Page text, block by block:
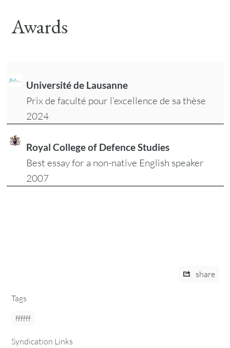
Awards
Université de Lausanne
Prix de faculté pour l’excellence de sa thèse
2024
Royal College of Defence Studies
Best essay for a non-native English speaker
2007
share
Tags
ffffff
Syndication Links